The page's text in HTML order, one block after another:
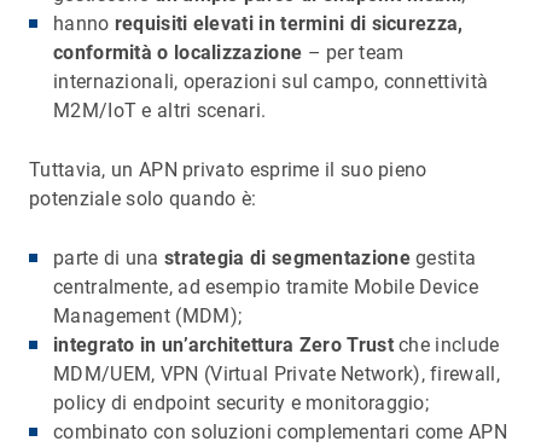
hanno requisiti elevati in termini di sicurezza,
conformità o localizzazione – per team
internazionali, operazioni sul campo, connettività
M2M/IoT e altri scenari.
Tuttavia, un APN privato esprime il suo pieno
potenziale solo quando è:
parte di una strategia di segmentazionegestita
centralmente, ad esempio tramite Mobile Device
Management (MDM);
integrato in un’architettura Zero Trustche include
MDM/UEM, VPN (Virtual Private Network), firewall,
policy di endpoint security e monitoraggio;
combinato con soluzioni complementari come APN